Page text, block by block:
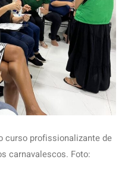
curso profissionalizante de
carnavalescos. Foto: